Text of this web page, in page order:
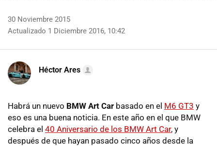
30 Noviembre 2015
Actualizado 1 Diciembre 2016, 10:42
Héctor Ares
Habrá un nuevo BMW Art Car basado en el M6 GT3 y
eso es una buena noticia. En este año en el que BMW
celebra el 40 Aniversario de los BMW Art Car, y
después de que hayan pasado cinco años desde la